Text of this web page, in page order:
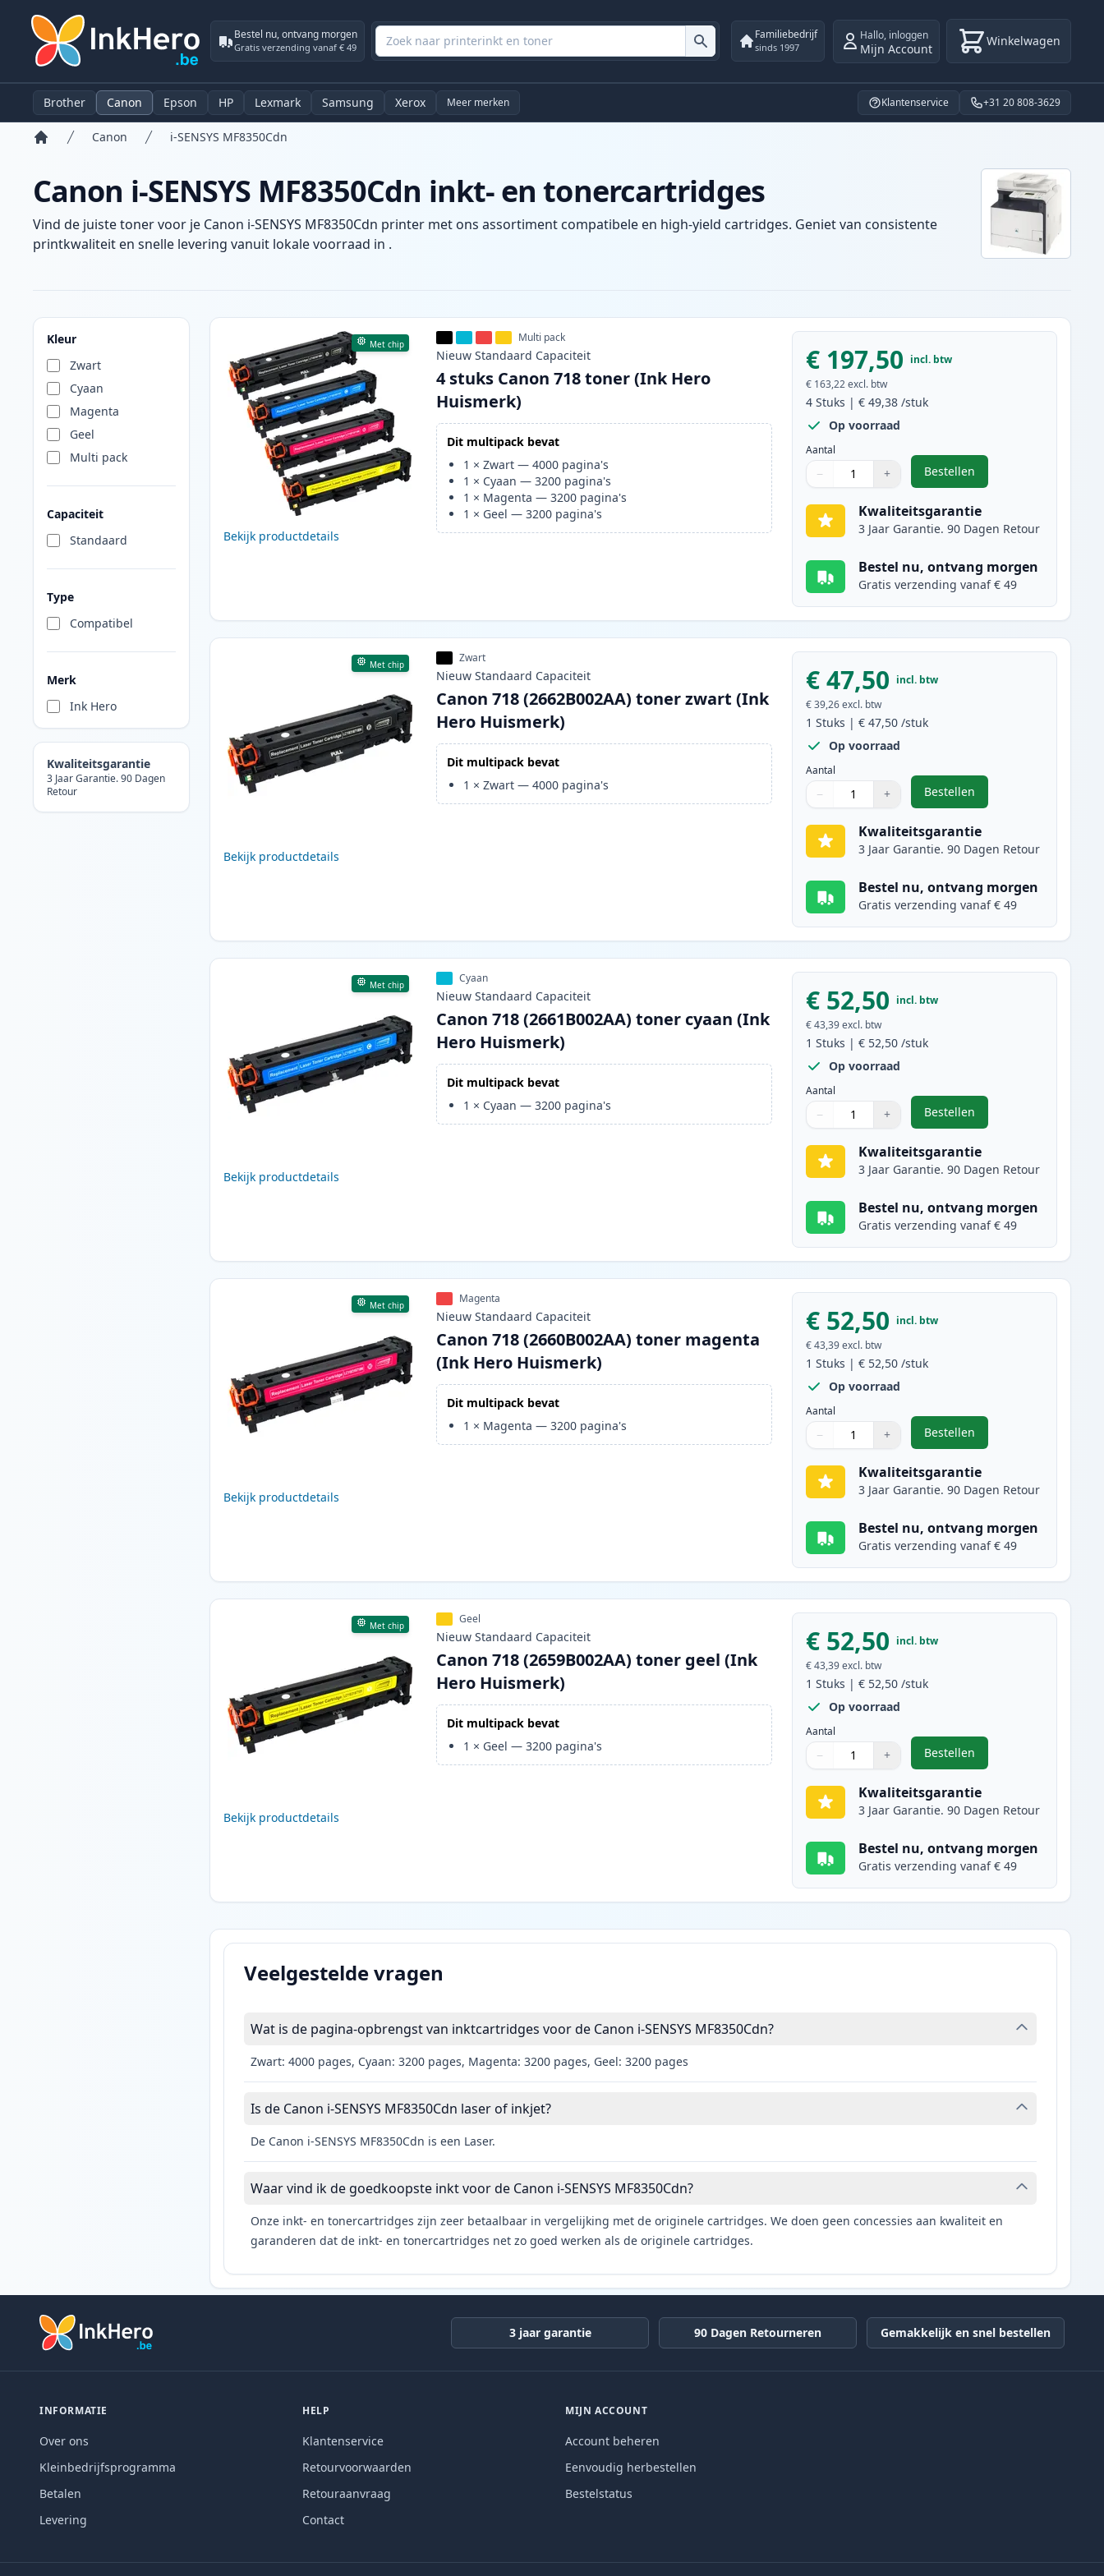
Bestel nu, ontvang morgen
Gratis verzending vanaf € 49
Familiebedrijf
sinds 1997
Hallo, inloggen
Mijn Account Winkelwagen
Brother Canon Epson HP Lexmark Samsung Xerox Meer merken Klantenservice +31 20 808-3629
Canon i-SENSYS MF8350Cdn
Canon i-SENSYS MF8350Cdn inkt- en tonercartridges
Vind de juiste toner voor je Canon i-SENSYS MF8350Cdn printer met ons assortiment compatibele en high-yield cartridges. Geniet van consistente
printkwaliteit en snelle levering vanuit lokale voorraad in .
Kleur
Zwart
Cyaan
Magenta
Geel
Multi pack
Capaciteit
Standaard
Type
Compatibel
Merk
Ink Hero
Kwaliteitsgarantie
3 Jaar Garantie. 90 Dagen
Retour
Producten
Met chip
Bekijk productdetails
Multi pack
Nieuw Standaard Capaciteit
4 stuks Canon 718 toner (Ink Hero
Huismerk)
Dit multipack bevat
1 ×Zwart —4000 pagina's
1 × Cyaan —3200 pagina's
1 × Magenta —3200 pagina's
1 × Geel —3200 pagina's
€ 197,50 incl. btw
€ 163,22 excl. btw
4 Stuks |€ 49,38 /stuk
Op voorraad
Aantal
Aantal
Gebruik de knoppen om aan te passen
− +
Aantal 1
Bestellen
,4 stuks Canon 718 toner
Kwaliteitsgarantie
3 Jaar Garantie. 90 Dagen Retour
Bestel nu, ontvang morgen
Gratis verzending vanaf € 49
Met chip
Bekijk productdetails
Zwart
Nieuw Standaard Capaciteit
Canon 718 (2662B002AA) toner zwart (Ink
Hero Huismerk)
Dit multipack bevat
1 ×Zwart —4000 pagina's
€ 47,50 incl. btw
€ 39,26 excl. btw
1 Stuks |€ 47,50 /stuk
Op voorraad
Aantal
Aantal
Gebruik de knoppen om aan te passen
− +
Aantal 1
Bestellen
,Canon 718 (2662B002AA)
Kwaliteitsgarantie
3 Jaar Garantie. 90 Dagen Retour
Bestel nu, ontvang morgen
Gratis verzending vanaf € 49
Met chip
Bekijk productdetails
Cyaan
Nieuw Standaard Capaciteit
Canon 718 (2661B002AA) toner cyaan (Ink
Hero Huismerk)
Dit multipack bevat
1 × Cyaan —3200 pagina's
€ 52,50 incl. btw
€ 43,39 excl. btw
1 Stuks |€ 52,50 /stuk
Op voorraad
Aantal
Aantal
Gebruik de knoppen om aan te passen
− +
Aantal 1
Bestellen
,Canon 718 (2661B002AA)
Kwaliteitsgarantie
3 Jaar Garantie. 90 Dagen Retour
Bestel nu, ontvang morgen
Gratis verzending vanaf € 49
Met chip
Bekijk productdetails
Magenta
Nieuw Standaard Capaciteit
Canon 718 (2660B002AA) toner magenta
(Ink Hero Huismerk)
Dit multipack bevat
1 × Magenta —3200 pagina's
€ 52,50 incl. btw
€ 43,39 excl. btw
1 Stuks |€ 52,50 /stuk
Op voorraad
Aantal
Aantal
Gebruik de knoppen om aan te passen
− +
Aantal 1
Bestellen
,Canon 718 (2660B002AA)
Kwaliteitsgarantie
3 Jaar Garantie. 90 Dagen Retour
Bestel nu, ontvang morgen
Gratis verzending vanaf € 49
Met chip
Bekijk productdetails
Geel
Nieuw Standaard Capaciteit
Canon 718 (2659B002AA) toner geel (Ink
Hero Huismerk)
Dit multipack bevat
1 × Geel —3200 pagina's
€ 52,50 incl. btw
€ 43,39 excl. btw
1 Stuks |€ 52,50 /stuk
Op voorraad
Aantal
Aantal
Gebruik de knoppen om aan te passen
− +
Aantal 1
Bestellen
,Canon 718 (2659B002AA)
Kwaliteitsgarantie
3 Jaar Garantie. 90 Dagen Retour
Bestel nu, ontvang morgen
Gratis verzending vanaf € 49
Veelgestelde vragen
Wat is de pagina-opbrengst van inktcartridges voor de Canon i-SENSYS MF8350Cdn?
Zwart: 4000 pages, Cyaan: 3200 pages, Magenta: 3200 pages, Geel: 3200 pages
Is de Canon i-SENSYS MF8350Cdn laser of inkjet?
De Canon i-SENSYS MF8350Cdn is een Laser.
Waar vind ik de goedkoopste inkt voor de Canon i-SENSYS MF8350Cdn?
Onze inkt- en tonercartridges zijn zeer betaalbaar in vergelijking met de originele cartridges. We doen geen concessies aan kwaliteit en
garanderen dat de inkt- en tonercartridges net zo goed werken als de originele cartridges.
3 jaar garantie 90 Dagen Retourneren Gemakkelijk en snel bestellen
INFORMATIE
Over ons
Kleinbedrijfsprogramma
Betalen
Levering
HELP
Klantenservice
Retourvoorwaarden
Retouraanvraag
Contact
MIJN ACCOUNT
Account beheren
Eenvoudig herbestellen
Bestelstatus